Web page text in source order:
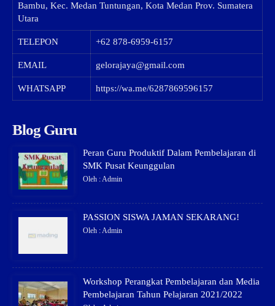
Bambu, Kec. Medan Tuntungan, Kota Medan Prov. Sumatera
Utara
TELEPON +62 878-6959-6157
EMAIL gelorajaya@gmail.com
WHATSAPP https://wa.me/6287869596157
Blog Guru
Peran Guru Produktif Dalam Pembelajaran di
SMK Pusat Keunggulan
Oleh : Admin
PASSION SISWA JAMAN SEKARANG!
Oleh : Admin
Workshop Perangkat Pembelajaran dan Media
Pembelajaran Tahun Pelajaran 2021/2022